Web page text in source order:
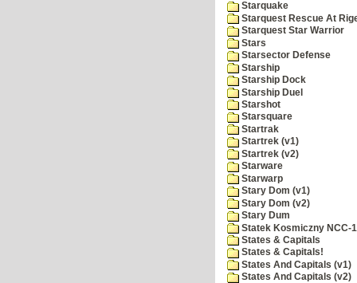
Starquake
Starquest Rescue At
Starquest Star Warrior
Stars
Starsector Defense
Starship
Starship Dock
Starship Duel
Starshot
Starsquare
Startrak
Startrek (v1)
Startrek (v2)
Starware
Starwarp
Stary Dom (v1)
Stary Dom (v2)
Stary Dum
Statek Kosmiczny NCC-
States & Capitals
States & Capitals!
States And Capitals (v1)
States And Capitals (v2)